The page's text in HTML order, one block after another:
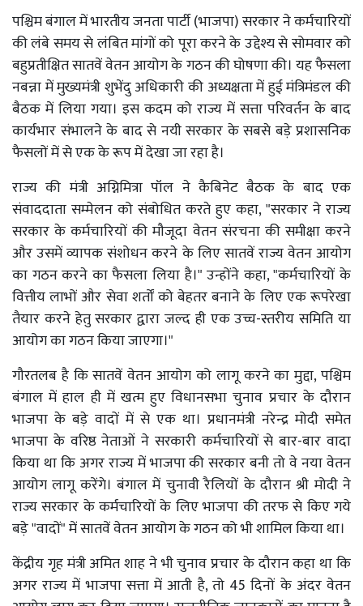
पश्चिम बंगाल में भारतीय जनता पार्टी (भाजपा) सरकार ने कर्मचारियों
की लंबे समय से लंबित मांगों को पूरा करने के उद्देश्य से सोमवार को
बहुप्रतीक्षित सातवें वेतन आयोग के गठन की घोषणा की। यह फैसला
नबन्ना में मुख्यमंत्री शुभेंदु अधिकारी की अध्यक्षता में हुई मंत्रिमंडल की
बैठक में लिया गया। इस कदम को राज्य में सत्ता परिवर्तन के बाद
कार्यभार संभालने के बाद से नयी सरकार के सबसे बड़े प्रशासनिक
फैसलों में से एक के रूप में देखा जा रहा है।
राज्य की मंत्री अग्निमित्रा पॉल ने कैबिनेट बैठक के बाद एक
संवाददाता सम्मेलन को संबोधित करते हुए कहा, "सरकार ने राज्य
सरकार के कर्मचारियों की मौजूदा वेतन संरचना की समीक्षा करने
और उसमें व्यापक संशोधन करने के लिए सातवें राज्य वेतन आयोग
का गठन करने का फैसला लिया है।" उन्होंने कहा, "कर्मचारियों के
वित्तीय लाभों और सेवा शर्तों को बेहतर बनाने के लिए एक रूपरेखा
तैयार करने हेतु सरकार द्वारा जल्द ही एक उच्च-स्तरीय समिति या
आयोग का गठन किया जाएगा।"
गौरतलब है कि सातवें वेतन आयोग को लागू करने का मुद्दा, पश्चिम
बंगाल में हाल ही में खत्म हुए विधानसभा चुनाव प्रचार के दौरान
भाजपा के बड़े वादों में से एक था। प्रधानमंत्री नरेन्द्र मोदी समेत
भाजपा के वरिष्ठ नेताओं ने सरकारी कर्मचारियों से बार-बार वादा
किया था कि अगर राज्य में भाजपा की सरकार बनी तो वे नया वेतन
आयोग लागू करेंगे। बंगाल में चुनावी रैलियों के दौरान श्री मोदी ने
राज्य सरकार के कर्मचारियों के लिए भाजपा की तरफ से किए गये
बड़े "वादों" में सातवें वेतन आयोग के गठन को भी शामिल किया था।
केंद्रीय गृह मंत्री अमित शाह ने भी चुनाव प्रचार के दौरान कहा था कि
अगर राज्य में भाजपा सत्ता में आती है, तो 45 दिनों के अंदर वेतन